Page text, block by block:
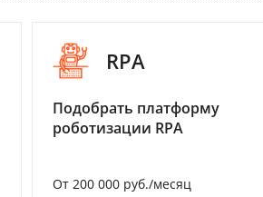
RPA
Подобрать платформу
роботизации RPA
От 200 000 руб./месяц